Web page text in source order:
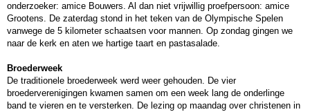
onderzoeker: amice Bouwers. Al dan niet vrijwillig proefpersoon: amice
Grootens. De zaterdag stond in het teken van de Olympische Spelen
vanwege de 5 kilometer schaatsen voor mannen. Op zondag gingen we
naar de kerk en aten we hartige taart en pastasalade.
Broederweek
De traditionele broederweek werd weer gehouden. De vier
broederverenigingen kwamen samen om een week lang de onderlinge
band te vieren en te versterken. De lezing op maandag over christenen in